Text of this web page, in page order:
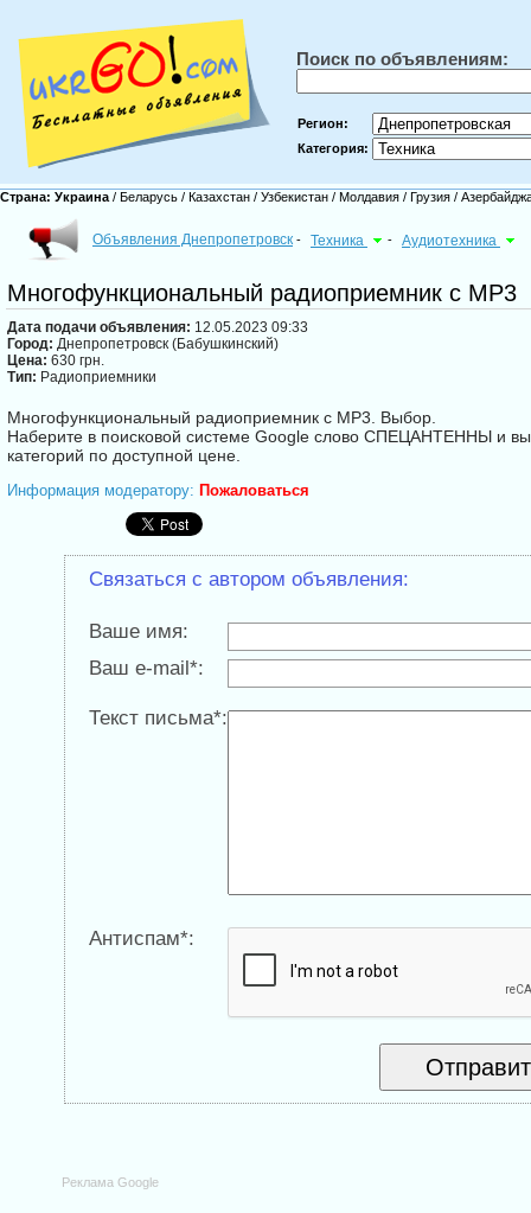
Поиск по объявлениям:
Регион:
Категория:
Страна: Украина / Беларусь / Казахстан / Узбекистан / Молдавия / Грузия /
Объявления Днепропетровск - Техника - Аудиотехника
Многофункциональный радиоприемник с MP3
Дата подачи объявления: 12.05.2023 09:33
Город: Днепропетровск (Бабушкинский)
Цена: 630 грн.
Тип: Радиоприемники
Многофункциональный радиоприемник с MP3. Выбор.
Наберите в поисковой системе Google слово СПЕЦАНТЕННЫ и
категорий по доступной цене.
Информация модератору: Пожаловаться
Связаться с автором объявления:
Ваше имя:
Ваш e-mail*:
Текст письма*:
Антиспам*:
Реклама Google